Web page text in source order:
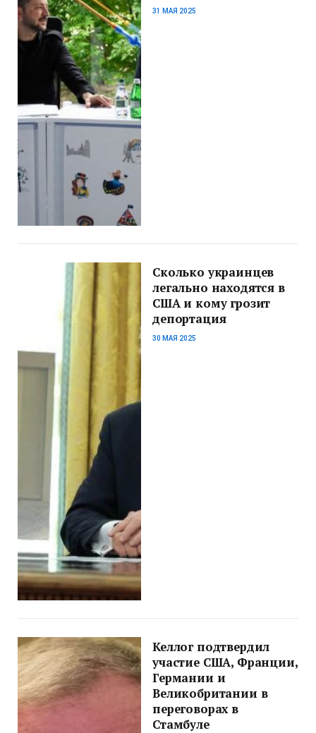
31 МАЯ 2025
Сколько украинцев
легально находятся в
США и кому грозит
депортация
30 МАЯ 2025
Келлог подтвердил
участие США, Франции,
Германии и
Великобритании в
переговорах в
Стамбуле